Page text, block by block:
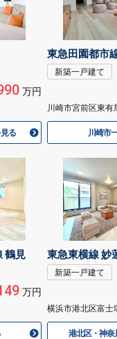
万円
る
東急田園都市
新築一戸建て
川崎市宮前区東有
川崎市
鶴見
万円
東急東横線 妙
新築一戸建て
横浜市港北区富士
港北区・神